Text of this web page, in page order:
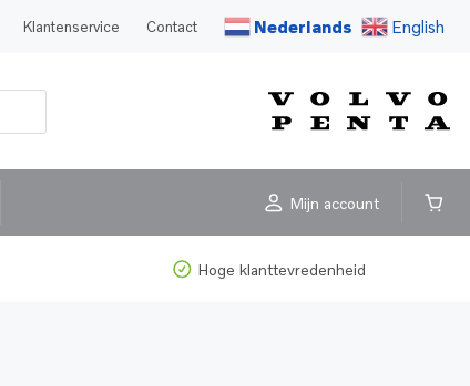
Klantenservice Contact Nederlands English
Mijn account
Hoge klanttevredenheid